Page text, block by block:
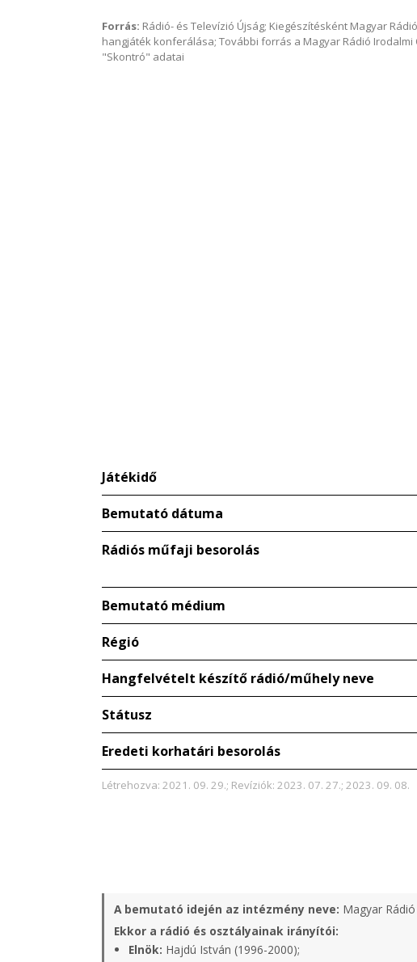
Forrás: Rádió- és Televízió Újság; Kiegészítésként Magyar
hangjáték konferálása; További forrás a Magyar Rádió Irodalmi
"Skontró" adatai
Játékidő
Bemutató dátuma
Rádiós műfaji besorolás
Bemutató médium
Régió
Hangfelvételt készítő rádió/műhely neve
Státusz
Eredeti korhatári besorolás
Létrehozva: 2021. 09. 29.; Revíziók: 2023. 07. 27.; 2023. 09. 08.
A bemutató idején az intézmény neve: Magyar
Ekkor a rádió és osztályainak irányítói:
Elnök: Hajdú István (1996-2000);